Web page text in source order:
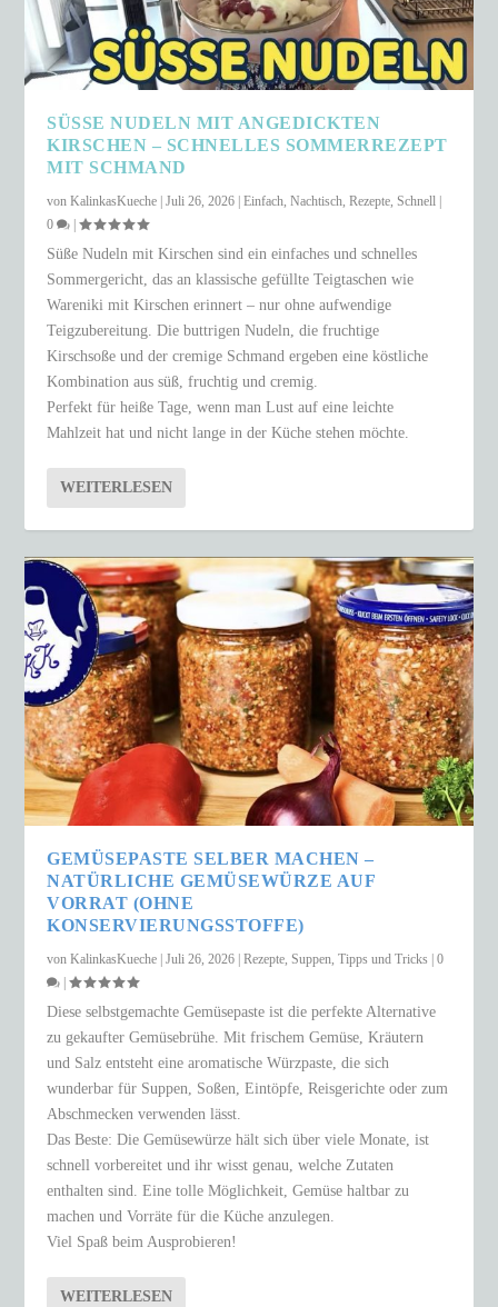
SÜSSE NUDELN MIT ANGEDICKTEN K
IRSCHEN – SCHNELLES SOMMERREZEPT M
IT SCHMAND
vonKalinkasKueche |Juli 26, 2026 |Einfach ,Nachtisch ,Rezepte ,Schnell |
0
|
Süße Nudeln mit Kirschen sind ein einfaches und schnelles
Sommergericht, das an klassische gefüllte Teigtaschen wie
Wareniki mit Kirschen erinnert – nur ohne aufwendige
Teigzubereitung. Die buttrigen Nudeln, die fruchtige
Kirschsoße und der cremige Schmand ergeben eine köstliche
Kombination aus süß, fruchtig und cremig.
Perfekt für heiße Tage, wenn man Lust auf eine leichte
Mahlzeit hat und nicht lange in der Küche stehen möchte.
WEITERLESEN
GEMÜSEPASTE SELBER MACHEN –
NATÜRLICHE GEMÜSEWÜRZE AUF
VORRAT (OHNE
KONSERVIERUNGSSTOFFE)
vonKalinkasKueche |Juli 26, 2026 |Rezepte ,Suppen ,Tipps und Tricks |0
|
Diese selbstgemachte Gemüsepaste ist die perfekte Alternative
zu gekaufter Gemüsebrühe. Mit frischem Gemüse, Kräutern
und Salz entsteht eine aromatische Würzpaste, die sich
wunderbar für Suppen, Soßen, Eintöpfe, Reisgerichte oder zum
Abschmecken verwenden lässt.
Das Beste: Die Gemüsewürze hält sich über viele Monate, ist
schnell vorbereitet und ihr wisst genau, welche Zutaten
enthalten sind. Eine tolle Möglichkeit, Gemüse haltbar zu
machen und Vorräte für die Küche anzulegen.
Viel Spaß beim Ausprobieren!
WEITERLESEN